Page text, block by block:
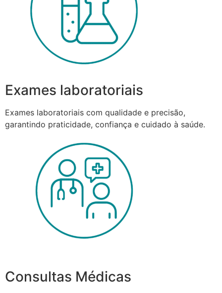
Exames laboratoriais
Exames laboratoriais com qualidade e precisão,
garantindo praticidade, confiança e cuidado à saúde.
Consultas Médicas